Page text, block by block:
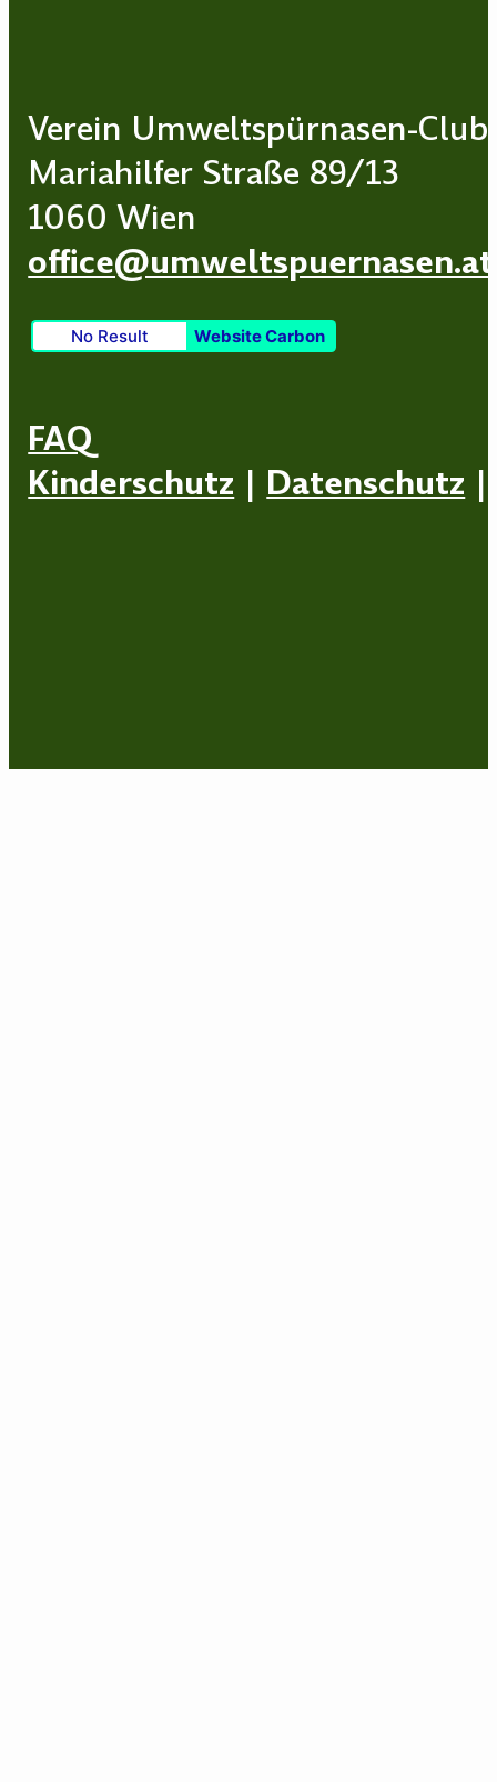
Verein Umweltspürnasen-Club
Mariahilfer Straße 89/13
1060 Wien
office@umweltspuernasen.at
No Result Website Carbon
FAQ
Kinderschutz | Datenschutz |